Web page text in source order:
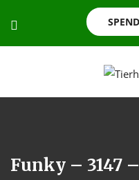
Funky – 3147